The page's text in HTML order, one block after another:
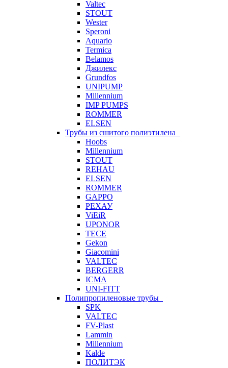
Valtec
STOUT
Wester
Speroni
Aquario
Termica
Belamos
Джилекс
Grundfos
UNIPUMP
Millennium
IMP PUMPS
ROMMER
ELSEN
Трубы из сшитого полиэтилена
Hoobs
Millennium
STOUT
REHAU
ELSEN
ROMMER
GAPPO
РЕХАУ
ViEiR
UPONOR
TECE
Gekon
Giacomini
VALTEC
BERGERR
ICMA
UNI-FITT
Полипропиленовые трубы
SPK
VALTEC
FV-Plast
Lammin
Millennium
Kalde
ПОЛИТЭК